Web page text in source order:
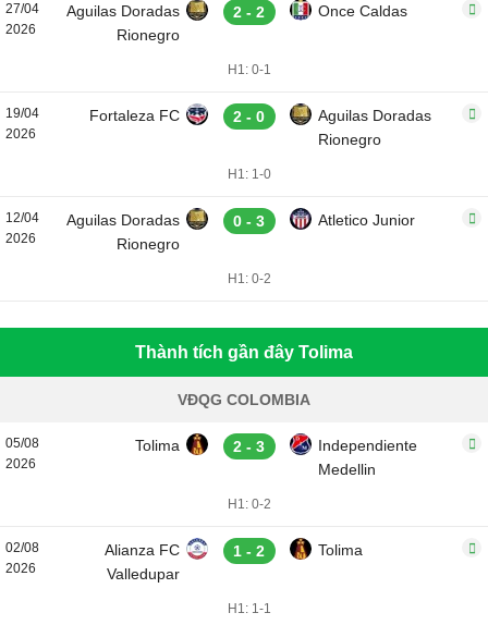
27/04
2026
Aguilas Doradas
Rionegro
2 - 2 Once Caldas
H1: 0-1
19/04
2026
Fortaleza FC 2 - 0
Aguilas Doradas
Rionegro
H1: 1-0
12/04
2026
Aguilas Doradas
Rionegro
0 - 3 Atletico Junior
H1: 0-2
Thành tích gần đây Tolima
VĐQG COLOMBIA
05/08
2026
Tolima 2 - 3
Independiente
Medellin
H1: 0-2
02/08
2026
Alianza FC
Valledupar
1 - 2 Tolima
H1: 1-1